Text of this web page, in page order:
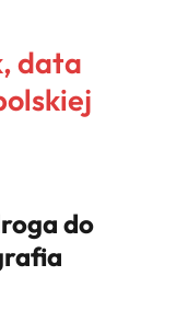
data
do